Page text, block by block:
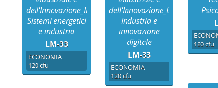
dell'Innovazione_Indirizzo
Sistemi energetici
e industria
LM-33
ECONOMIA
120 cfu
dell'Innovazione_Indirizzo
Industria e
innovazione
digitale
LM-33
ECONOMIA
120 cfu
180 cfu